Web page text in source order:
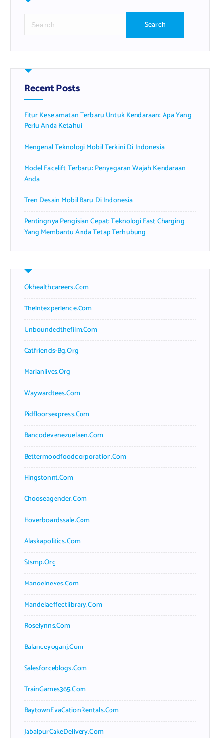
r
h
f
o
:
Recent Posts
Fitur Keselamatan Terbaru Untuk Kendaraan: Apa Yang
Perlu Anda Ketahui
Mengenal Teknologi Mobil Terkini Di Indonesia
Model Facelift Terbaru: Penyegaran Wajah Kendaraan
Anda
Tren Desain Mobil Baru Di Indonesia
Pentingnya Pengisian Cepat: Teknologi Fast Charging
Yang Membantu Anda Tetap Terhubung
Okhealthcareers.com
Theintexperience.com
Unboundedthefilm.com
Catfriends-Bg.org
Marianlives.org
Waywardtees.com
Pidfloorsexpress.com
Bancodevenezuelaen.com
Bettermoodfoodcorporation.com
Hingstonnt.com
Chooseagender.com
Hoverboardssale.com
Alaskapolitics.com
Stsmp.org
Manoelneves.com
Mandelaeffectlibrary.com
Roselynns.com
Balanceyoganj.com
Salesforceblogs.com
TrainGames365.com
BaytownEvaCationRentals.com
JabalpurCakeDelivery.com